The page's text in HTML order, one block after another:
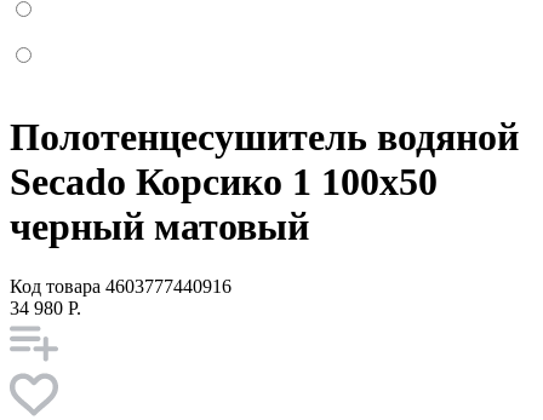
Полотенцесушитель водяной
Secado Корсико 1 100x50
черный матовый
Код товара 4603777440916
34 980 Р.